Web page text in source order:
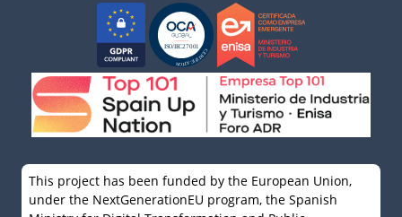
This project has been funded by the European Union,
under the NextGenerationEU program, the Spanish